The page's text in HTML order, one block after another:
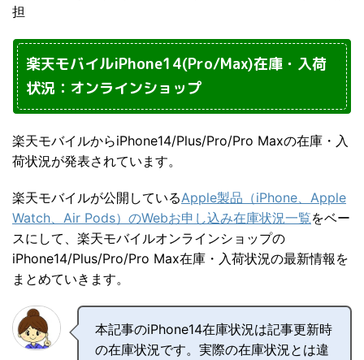
担
楽天モバイルiPhone14(Pro/Max)在庫・入荷
状況：オンラインショップ
楽天モバイルからiPhone14/Plus/Pro/Pro Maxの在庫・入
荷状況が発表されています。
楽天モバイルが公開しているApple製品（iPhone、Apple
Watch、Air Pods）のWebお申し込み在庫状況一覧をベー
スにして、楽天モバイルオンラインショップの
iPhone14/Plus/Pro/Pro Max在庫・入荷状況の最新情報を
まとめていきます。
本記事のiPhone14在庫状況は記事更新時
の在庫状況です。実際の在庫状況とは違